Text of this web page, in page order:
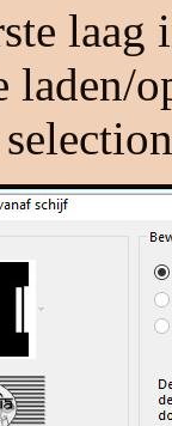
laden/